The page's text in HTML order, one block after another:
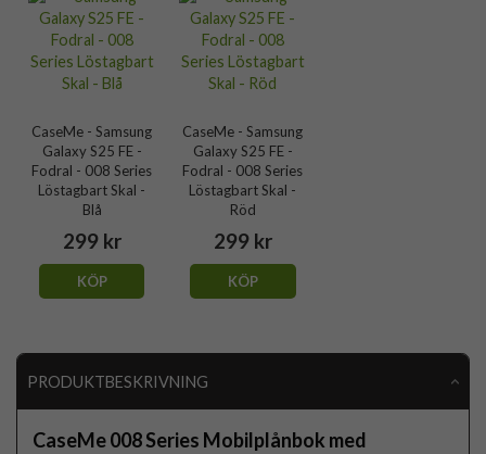
CaseMe - Samsung
Galaxy S25 FE -
Fodral - 008 Series
Löstagbart Skal -
Blå
299 kr
KÖP
CaseMe - Samsung
Galaxy S25 FE -
Fodral - 008 Series
Löstagbart Skal -
Röd
299 kr
KÖP
PRODUKTBESKRIVNING
CaseMe 008 Series Mobilplånbok med